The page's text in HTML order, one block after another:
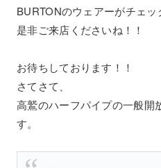
BURTONのウェアーがチェ
是非ご来店くださいね！！
お待ちしております！！
さてさて、
高鷲のハーフパイプの一般開
す。